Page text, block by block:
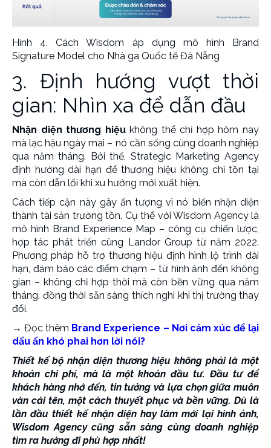
Hình 4. Cách Wisdom áp dụng mô hình Brand
Signature Model cho Nhà ga Quốc tế Đà Nẵng
3. Định hướng vượt thời
gian: Nhìn xa để dẫn đầu
Nhận diện thương hiệukhông thể chỉ hợp hôm nay
mà lạc hậu ngày mai – nó cần sống cùng doanh nghiệp
qua năm tháng. Bởi thế, Strategic Marketing Agency
định hướng dài hạn để thương hiệu không chỉ tồn tại
mà còn dẫn lối khi xu hướng mới xuất hiện.
Cách tiếp cận này gây ấn tượng vì nó biến nhận diện
thành tài sản trường tồn. Cụ thể với Wisdom Agency là
mô hình Brand Experience Map – công cụ chiến lược,
hợp tác phát triển cùng Landor Group từ năm 2022.
Phương pháp hỗ trợ thương hiệu định hình lộ trình dài
hạn, đảm bảo các điểm chạm – từ hình ảnh đến không
gian – không chỉ hợp thời mà còn bền vững qua năm
tháng, đồng thời sẵn sàng thích nghi khi thị trường thay
đổi.
→ Đọc thêm Brand Experience – Nơi cảm xúc để lại
dấu ấn khó phai hơn lời nói?
Thiết kế bộ nhận diện thương hiệu không phải là một
khoản chi phí, mà là một khoản đầu tư. Đầu tư để
khách hàng nhớ đến, tin tưởng và lựa chọn giữa muôn
vàn cái tên, một cách thuyết phục và bền vững. Dù là
lần đầu thiết kế nhận diện hay làm mới lại hình ảnh,
Wisdom Agency cũng sẵn sàng cùng doanh nghiệp
tìm ra hướng đi phù hợp nhất!